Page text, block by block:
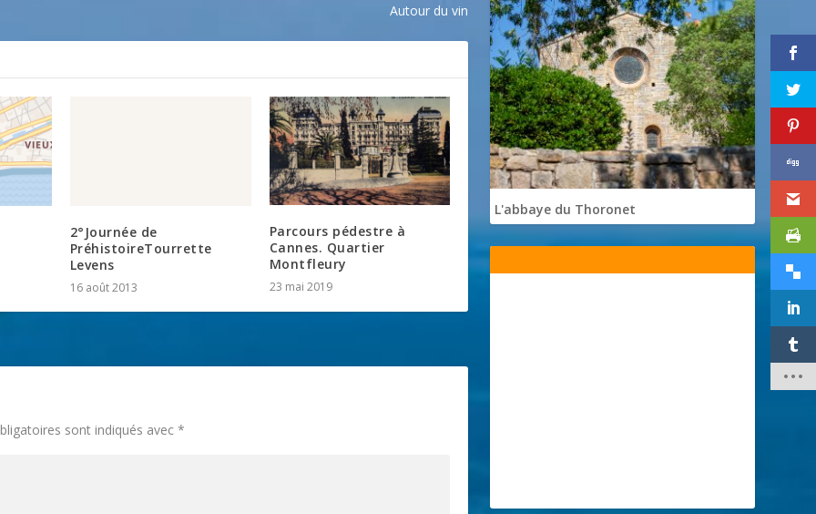
Autour du vin
2°Journée de
PréhistoireTourrette
Levens
16 août 2013
Parcours pédestre à
Cannes. Quartier
Montfleury
23 mai 2019
sont indiqués avec*
L'abbaye du Thoronet